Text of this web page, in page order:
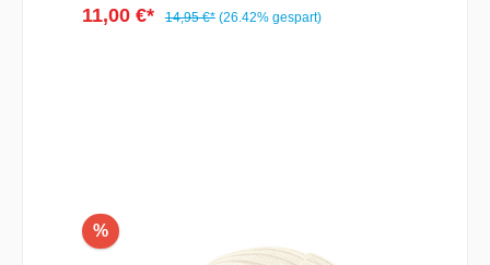
11,00 €* 14,95 €* (26.42% gespart)
%